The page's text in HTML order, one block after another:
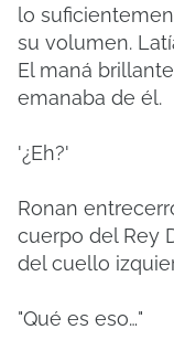
lo
su volumen.
El maná
emanaba de él.
'¿Eh?'
Ronan
cuerpo del Rey
del cuello
"Qué es eso…"